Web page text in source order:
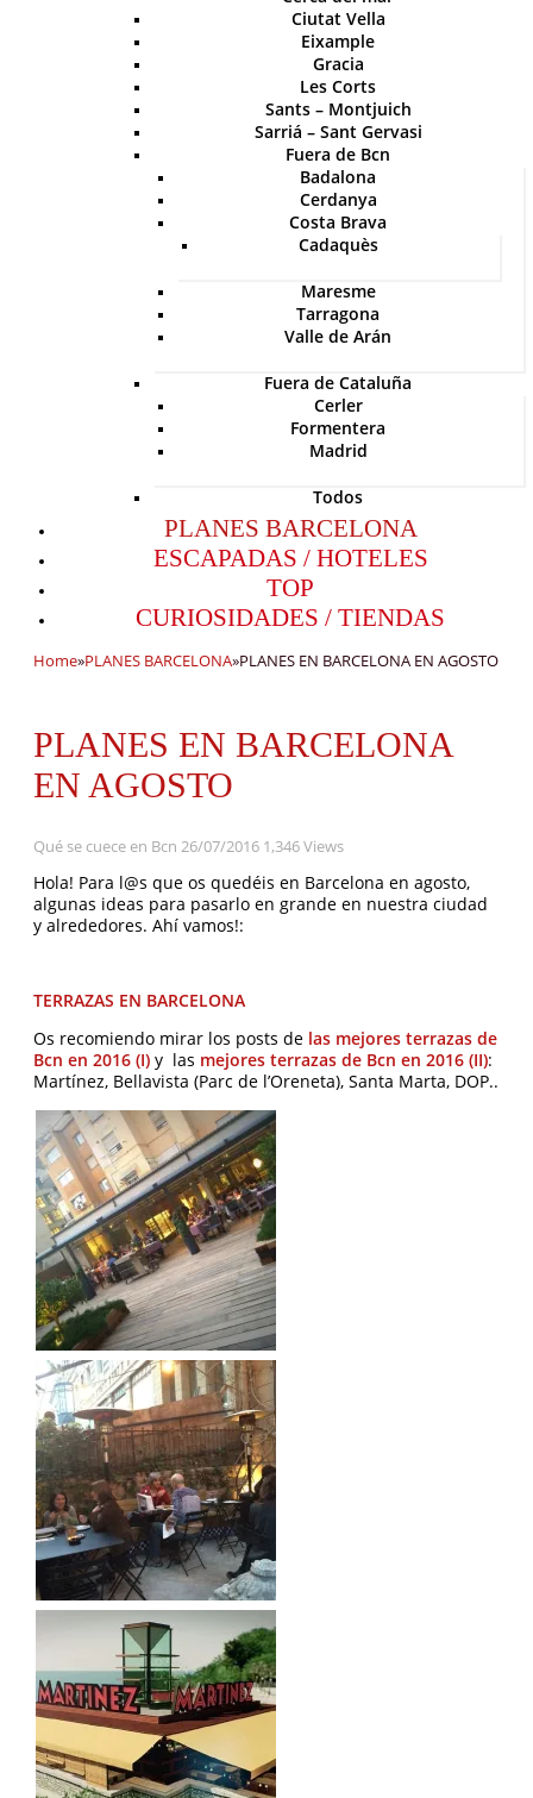
Ciutat Vella
Eixample
Gracia
Les Corts
Sants – Montjuich
Sarriá – Sant Gervasi
Fuera de Bcn
Badalona
Cerdanya
Costa Brava
Cadaquès
Maresme
Tarragona
Valle de Arán
Fuera de Cataluña
Cerler
Formentera
Madrid
Todos
PLANES BARCELONA
ESCAPADAS / HOTELES
TOP
CURIOSIDADES / TIENDAS
Home»PLANES BARCELONA»PLANES EN BARCELONA EN AGOSTO
PLANES EN BARCELONA
EN AGOSTO
Qué se cuece en Bcn 26/07/2016 1,346 Views
Hola! Para l@s que os quedéis en Barcelona en agosto,
algunas ideas para pasarlo en grande en nuestra ciudad
y alrededores. Ahí vamos!:
TERRAZAS EN BARCELONA
Os recomiendo mirar los posts de las mejores terrazas de
Bcn en 2016 (I) y las mejores terrazas de Bcn en 2016 (II):
Martínez, Bellavista (Parc de l’Oreneta), Santa Marta, DOP..